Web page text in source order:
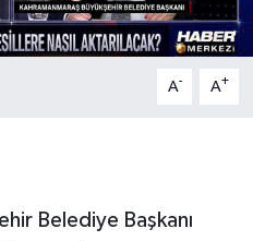
A- A+
Belediye Başkanı